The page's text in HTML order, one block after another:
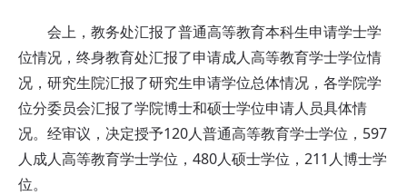
会上，教务处汇报了普通高等教育本科生申请学士学
位情况，终身教育处汇报了申请成人高等教育学士学位情
况，研究生院汇报了研究生申请学位总体情况，各学院学
位分委员会汇报了学院博士和硕士学位申请人员具体情
况。经审议，决定授予120人普通高等教育学士学位，597
人成人高等教育学士学位，480人硕士学位，211人博士学
位。